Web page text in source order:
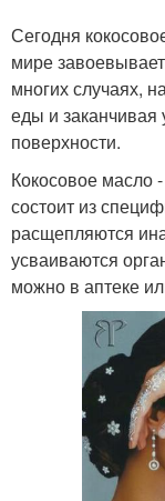
Сегодня
мире
многих случаях,
еды и
поверхности.
Кокосовое масло
состоит из
расщепляются
усваиваются
можно в аптеке